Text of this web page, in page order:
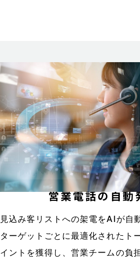
営業電話の自動
見込み客リストへの架電をAIが自
ターゲットごとに最適化されたト
イントを獲得し、営業チームの負